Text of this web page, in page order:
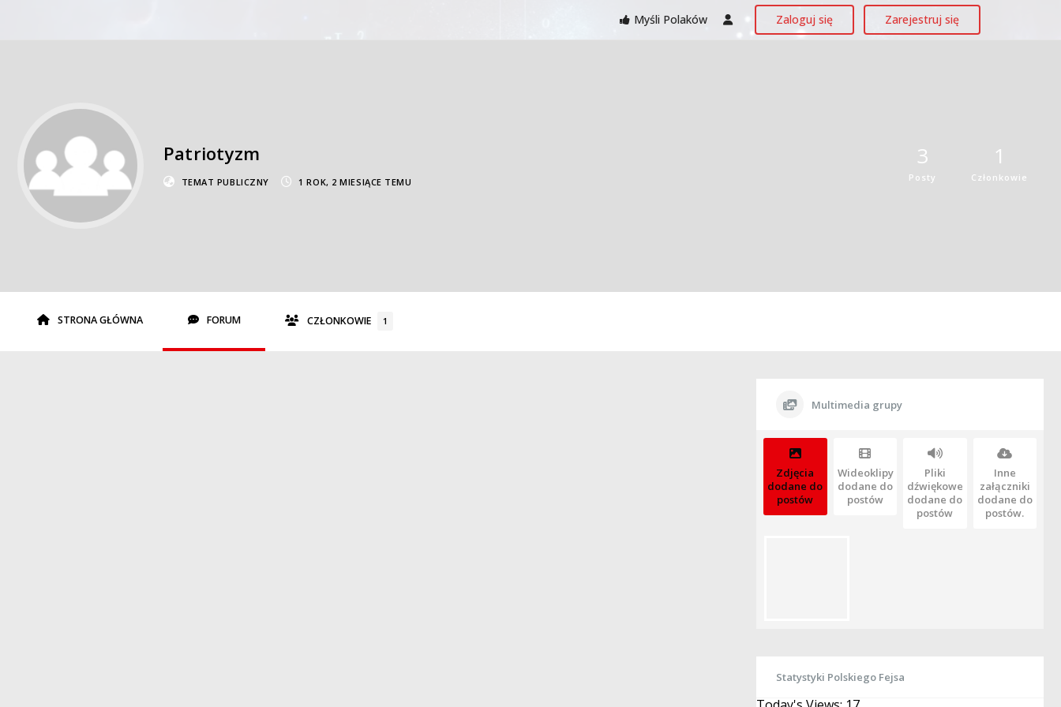
Myśli Polaków Zaloguj się Zarejestruj się
Patriotyzm
TEMAT PUBLICZNY 1 ROK, 2 MIESIĄCE TEMU
3
Posty
1
Członkowie
STRONA GŁÓWNA FORUM CZŁONKOWIE 1
Multimedia grupy
Zdjęcia
dodane do
postów
Wideoklipy
dodane do
postów
Pliki
dźwiękowe
dodane do
postów
Inne
załączniki
dodane do
postów.
Statystyki Polskiego Fejsa